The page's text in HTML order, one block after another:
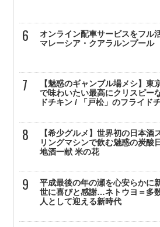
オンライン配車サービスをフル
マレーシア・クアラルンプール
【魅惑のギャンブル場メシ】東
で味わいたい最高にクリスピー
ドチキン / 「戸松」のフライド
【希少グルメ】世界初の日本酒
リングマシンで飲む魅惑の炭酸
地酒一献 米の花
平成最後の年の瀬を心安らかに
世に喜びと感謝…ネトウヨ＝多
人として迎える新時代